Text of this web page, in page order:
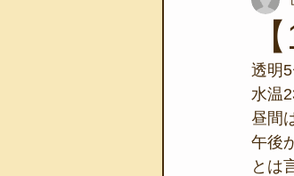
自然体験学習
透明
水温
昼間
午後
とは